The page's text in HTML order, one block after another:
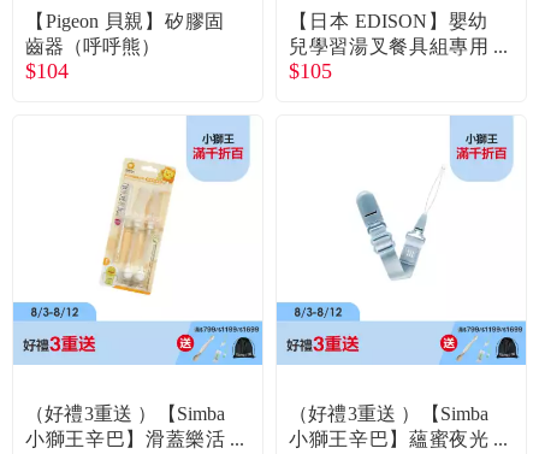
名人嚴選
購物流程
【Pigeon 貝親】矽膠固
齒器（呼呼熊）
$104
【日本 EDISON】嬰幼
兒學習湯叉餐具組專用
收納盒
$105
（好禮3重送 ）【Simba
小獅王辛巴】滑蓋樂活
（好禮3重送 ）【Simba
小獅王辛巴】蘊蜜夜光